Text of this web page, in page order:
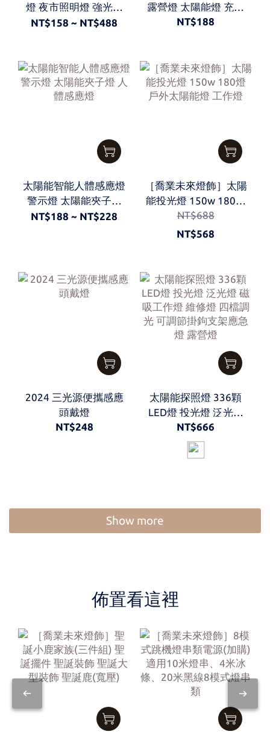
燈 夜市照明燈 強光手
電筒 露營燈 市集擺攤
NT$158 ~ NT$488
露營燈 太陽能燈 充電
燈 帳篷燈 雙充電源
NT$188
太陽能智能人體感應燈
警示燈 太陽能夾子燈
人體感應燈
NT$188 ~ NT$228
［喬業未來燈飾］太陽
能投光燈 150w 180燈
戶外太陽能燈 工作燈
NT$688
NT$568
2024 三光源便攜感應
頭戴燈
NT$248
太陽能探照燈 336顆
LED燈 投光燈 泛光燈
磁吸工作燈 維修燈 四
檔調光 可調節掛鉤支
架應急燈 露營燈
NT$666
Show more
佈置看這裡